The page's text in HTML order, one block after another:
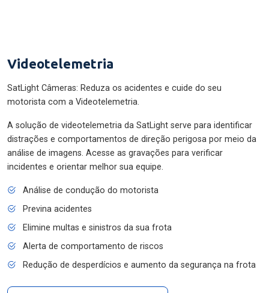
Videotelemetria
SatLight Câmeras: Reduza os acidentes e cuide do seu
motorista com a Videotelemetria.
A solução de videotelemetria da SatLight serve para identificar
distrações e comportamentos de direção perigosa por meio da
análise de imagens. Acesse as gravações para verificar
incidentes e orientar melhor sua equipe.
Análise de condução do motorista
Previna acidentes
Elimine multas e sinistros da sua frota
Alerta de comportamento de riscos
Redução de desperdícios e aumento da segurança na frota